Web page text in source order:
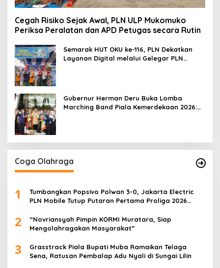
Cegah Risiko Sejak Awal, PLN ULP Mukomuko
Periksa Peralatan dan APD Petugas secara Rutin
Semarak HUT OKU ke-116, PLN Dekatkan
Layanan Digital melalui Gelegar PLN
Gubernur Herman Deru Buka Lomba
Marching Band Piala Kemerdekaan 2026:
Coga Olahraga
1
Tumbangkan Popsivo Polwan 3-0, Jakarta Electric
PLN Mobile Tutup Putaran Pertama Proliga 2026
2
“Novriansyah Pimpin KORMI Muratara, Siap
Mengolahragakan Masyarakat”
3
Grasstrack Piala Bupati Muba Ramaikan Telaga
Sena, Ratusan Pembalap Adu Nyali di Sungai Lilin